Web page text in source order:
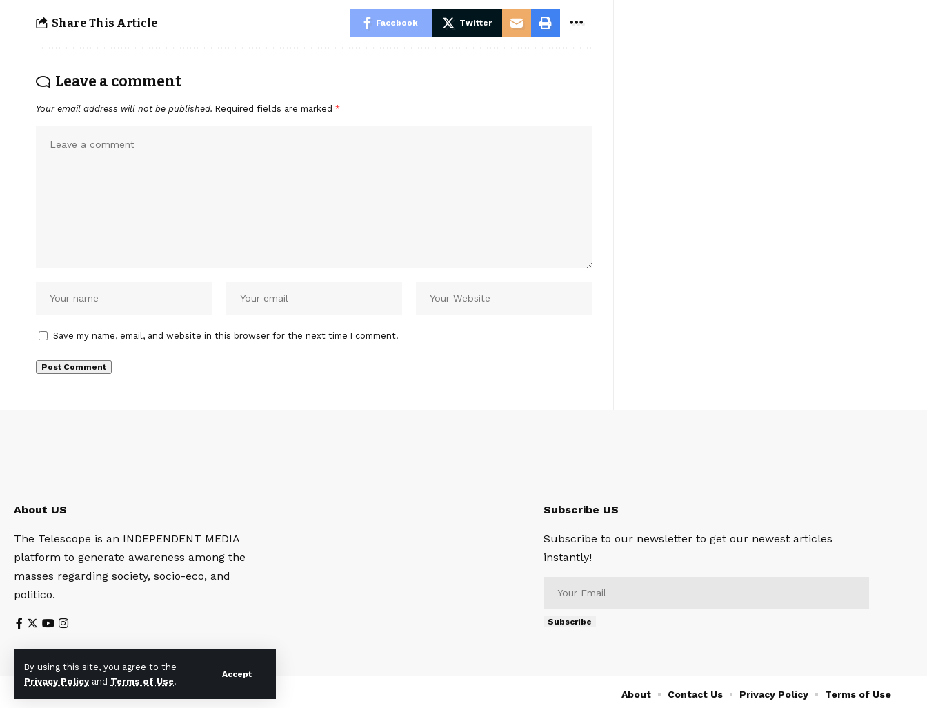
By using this site, you agree to the
Privacy Policy and Terms of Use.
Accept
Share This Article Facebook Twitter
Leave a comment
Your email address will not be published. Required fields are marked *
Save my name, email, and website in this browser for the next time I comment.
About US
The Telescope is an INDEPENDENT MEDIA
platform to generate awareness among the
masses regarding society, socio-eco, and
politico.
Subscribe US
Subscribe to our newsletter to get our newest articles
instantly!
Subscribe
About Contact Us Privacy Policy Terms of Use